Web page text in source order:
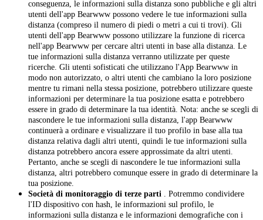
conseguenza, le informazioni sulla distanza sono pubbliche e gli altri
utenti dell'app Bearwww possono vedere le tue informazioni sulla
distanza (compreso il numero di piedi o metri a cui ti trovi). Gli
utenti dell'app Bearwww possono utilizzare la funzione di ricerca
nell'app Bearwww per cercare altri utenti in base alla distanza. Le
tue informazioni sulla distanza verranno utilizzate per queste
ricerche. Gli utenti sofisticati che utilizzano l'App Bearwww in
modo non autorizzato, o altri utenti che cambiano la loro posizione
mentre tu rimani nella stessa posizione, potrebbero utilizzare queste
informazioni per determinare la tua posizione esatta e potrebbero
essere in grado di determinare la tua identità. Nota: anche se scegli di
nascondere le tue informazioni sulla distanza, l'app Bearwww
continuerà a ordinare e visualizzare il tuo profilo in base alla tua
distanza relativa dagli altri utenti, quindi le tue informazioni sulla
distanza potrebbero ancora essere approssimate da altri utenti.
Pertanto, anche se scegli di nascondere le tue informazioni sulla
distanza, altri potrebbero comunque essere in grado di determinare la
tua posizione.
Società di monitoraggio di terze parti . Potremmo condividere
l'ID dispositivo con hash, le informazioni sul profilo, le
informazioni sulla distanza e le informazioni demografiche con i